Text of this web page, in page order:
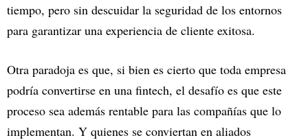
tiempo, pero sin descuidar la seguridad de los entornos
para garantizar una experiencia de cliente exitosa.
Otra paradoja es que, si bien es cierto que toda empresa
podría convertirse en una fintech, el desafío es que este
proceso sea además rentable para las compañías que lo
implementan. Y quienes se conviertan en aliados